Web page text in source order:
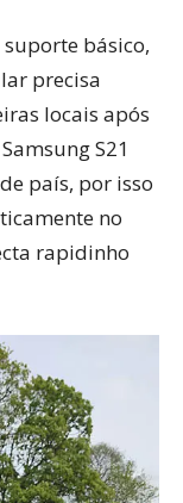
suporte básico,
precisa
locais após
S21
país, por isso
no
rapidinho